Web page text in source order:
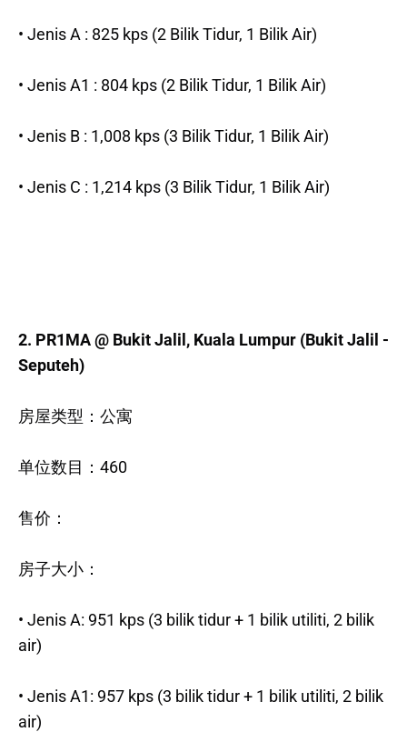
• Jenis A : 825 kps (2 Bilik Tidur, 1 Bilik Air)
• Jenis A1 : 804 kps (2 Bilik Tidur, 1 Bilik Air)
• Jenis B : 1,008 kps (3 Bilik Tidur, 1 Bilik Air)
• Jenis C : 1,214 kps (3 Bilik Tidur, 1 Bilik Air)
2. PR1MA @ Bukit Jalil, Kuala Lumpur (Bukit Jalil -
Seputeh)
房屋类型：公寓
单位数目：460
售价：
房子大小：
• Jenis A: 951 kps (3 bilik tidur + 1 bilik utiliti, 2 bilik
air)
• Jenis A1: 957 kps (3 bilik tidur + 1 bilik utiliti, 2 bilik
air)